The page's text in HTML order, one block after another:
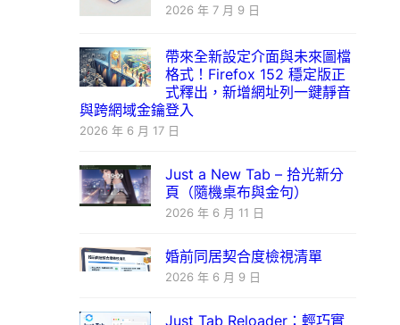
2026 年 7 月 9 日
帶來全新設定介面與未來圖檔
格式！Firefox 152 穩定版正
式釋出，新增網址列一鍵靜音
與跨網域金鑰登入
2026 年 6 月 17 日
Just a New Tab – 拾光新分
頁（隨機桌布與金句）
2026 年 6 月 11 日
婚前同居契合度檢視清單
2026 年 6 月 9 日
Just Tab Reloader：輕巧實